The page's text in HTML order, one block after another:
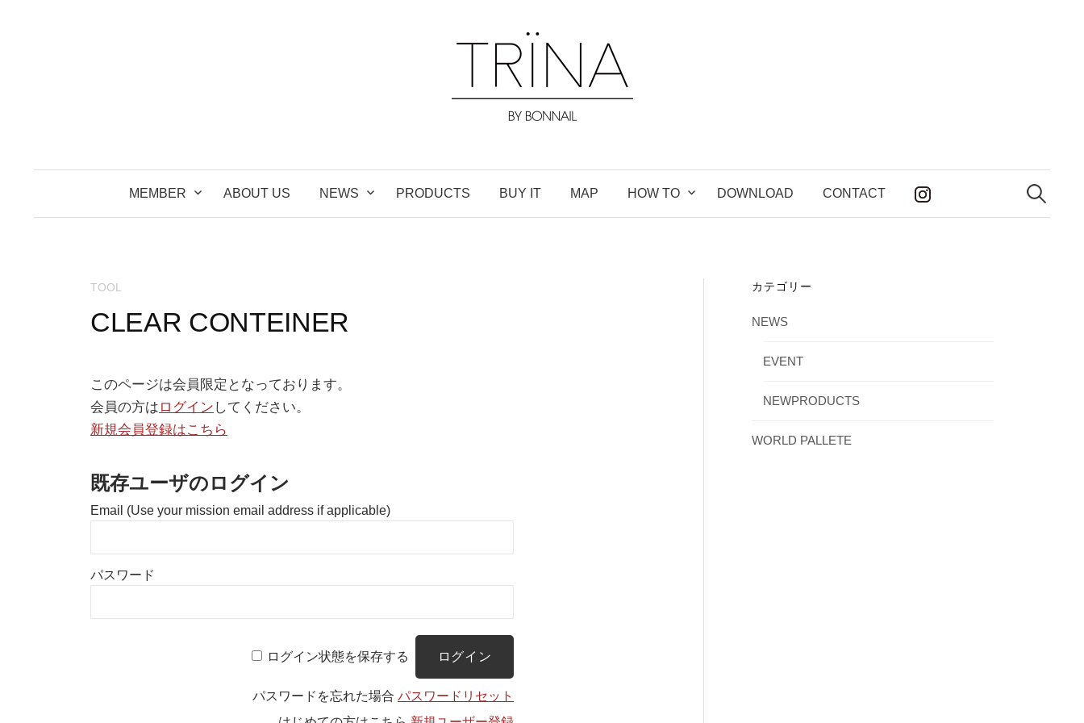
MEMBER ABOUT US NEWS PRODUCTS BUY IT MAP HOW TO DOWNLOAD CONTACT
索:
TOOL
CLEAR CONTEINER
このページは会員限定となっております。
会員の方は ログイン してください。
新規会員登録はこちら
既存ユーザのログイン
Email (Use your mission email address if applicable)
パスワード
ログイン状態を保存する
パスワードを忘れた場合 パスワードリセット
カテゴリー
NEWS
EVENT
NEWPRODUCTS
WORLD PALLETE